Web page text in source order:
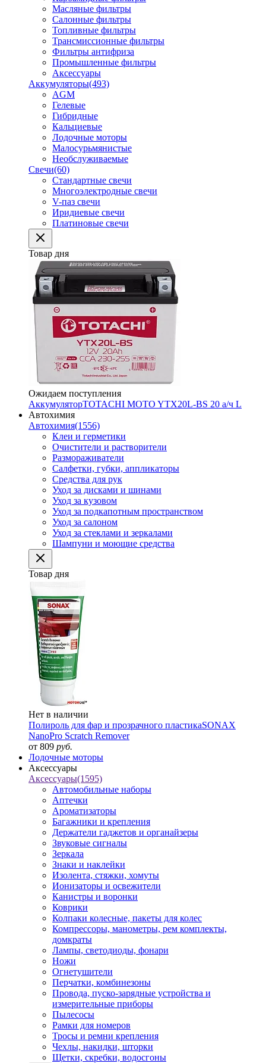
Масляные фильтры
Салонные фильтры
Топливные фильтры
Трансмиссионные фильтры
Фильтры антифриза
Промышленные фильтры
Аксессуары
Аккумуляторы(493)
AGM
Гелевые
Гибридные
Кальциевые
Лодочные моторы
Малосурьмянистые
Необслуживаемые
Свечи(60)
Стандартные свечи
Многоэлектродные свечи
V-паз свечи
Иридиевые свечи
Платиновые свечи
Товар дня
Ожидаем поступления
АккумуляторTOTACHI MOTO YTX20L-BS 20 а/ч L
Автохимия
Автохимия(1556)
Клеи и герметики
Очистители и растворители
Размораживатели
Салфетки, губки, аппликаторы
Средства для рук
Уход за дисками и шинами
Уход за кузовом
Уход за подкапотным пространством
Уход за салоном
Уход за стеклами и зеркалами
Шампуни и моющие средства
Товар дня
Нет в наличии
Полироль для фар и прозрачного пластикаSONAX
NanoPro Scratch Remover
от 809 руб.
Лодочные моторы
Аксессуары
Аксессуары(1595)
Автомобильные наборы
Аптечки
Ароматизаторы
Багажники и крепления
Держатели гаджетов и органайзеры
Звуковые сигналы
Зеркала
Знаки и наклейки
Изолента, стяжки, хомуты
Ионизаторы и освежители
Канистры и воронки
Коврики
Колпаки колесные, пакеты для колес
Компрессоры, манометры, рем комплекты,
домкраты
Лампы, светодиоды, фонари
Ножи
Огнетушители
Перчатки, комбинезоны
Провода, пуско-зарядные устройства и
измерительные приборы
Пылесосы
Рамки для номеров
Тросы и ремни крепления
Чехлы, накидки, шторки
Щетки, скребки, водосгоны